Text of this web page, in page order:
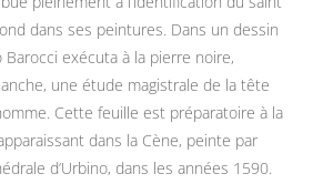
dans ses peintures. Dans un dessin
Barocci exécuta à la pierre noire,
une étude magistrale de la tête
Cette feuille est préparatoire à la
dans la Cène, peinte par
d’Urbino, dans les années 1590.